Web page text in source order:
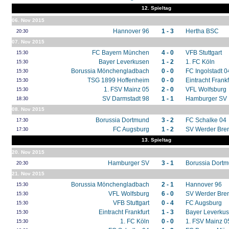
12. Spieltag
06. Nov 2015
20:30 Hannover 96 1 - 3 Hertha BSC
07. Nov 2015
15:30 FC Bayern München 4 - 0 VFB Stuttgart
15:30 Bayer Leverkusen 1 - 2 1. FC Köln
15:30 Borussia Mönchengladbach 0 - 0 FC Ingolstadt
15:30 TSG 1899 Hoffenheim 0 - 0 Eintracht
15:30 1. FSV Mainz 05 2 - 0 VFL Wolfsburg
18:30 SV Darmstadt 98 1 - 1 Hamburger SV
08. Nov 2015
17:30 Borussia Dortmund 3 - 2 FC Schalke 04
17:30 FC Augsburg 1 - 2 SV Werder
13. Spieltag
20. Nov 2015
20:30 Hamburger SV 3 - 1 Borussia
21. Nov 2015
15:30 Borussia Mönchengladbach 2 - 1 Hannover 96
15:30 VFL Wolfsburg 6 - 0 SV Werder
15:30 VFB Stuttgart 0 - 4 FC Augsburg
15:30 Eintracht Frankfurt 1 - 3 Bayer
15:30 1. FC Köln 0 - 0 1. FSV Mainz